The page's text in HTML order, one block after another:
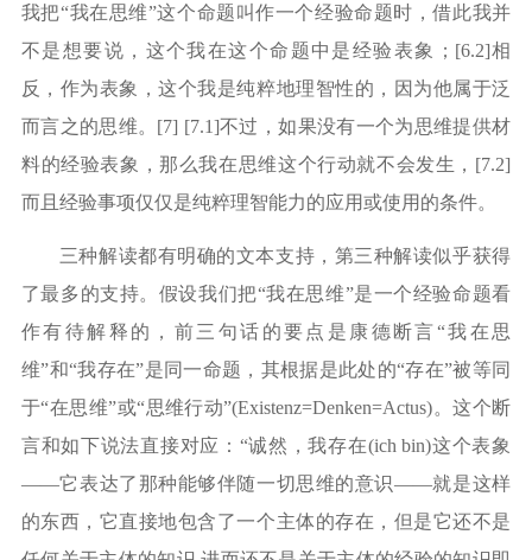
我把“我在思维”这个命题叫作一个经验命题时，借此我并
不是想要说，这个我在这个命题中是经验表象；[6.2]相
反，作为表象，这个我是纯粹地理智性的，因为他属于泛
而言之的思维。[7] [7.1]不过，如果没有一个为思维提供材
料的经验表象，那么我在思维这个行动就不会发生，[7.2]
而且经验事项仅仅是纯粹理智能力的应用或使用的条件。
三种解读都有明确的文本支持，第三种解读似乎获得
了最多的支持。假设我们把“我在思维”是一个经验命题看
作有待解释的，前三句话的要点是康德断言“我在思
维”和“我存在”是同一命题，其根据是此处的“存在”被等同
于“在思维”或“思维行动”(Existenz=Denken=Actus)。这个断
言和如下说法直接对应：“诚然，我存在(ich bin)这个表象
——它表达了那种能够伴随一切思维的意识——就是这样
的东西，它直接地包含了一个主体的存在，但是它还不是